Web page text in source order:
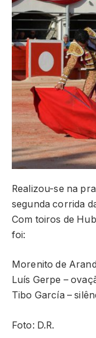
Realizou-se na
segunda corrida
Com toiros de
foi:
Morenito de
Luís Gerpe –
Tibo García –
Foto: D.R.